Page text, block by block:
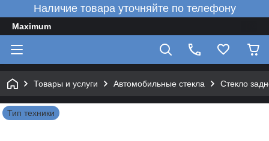
Наличие товара уточняйте по телефону
Maximum
Товары и услуги Автомобильные стекла Стекло
Тип техники